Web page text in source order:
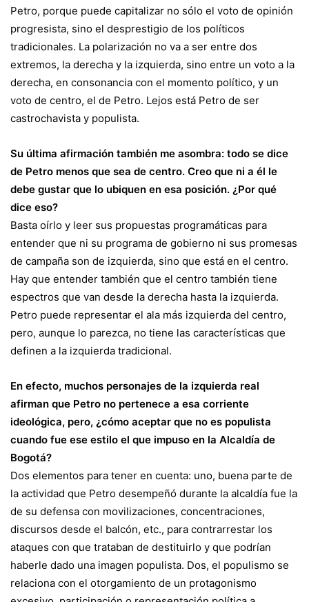
Petro, porque puede capitalizar no sólo el voto de opinión
progresista, sino el desprestigio de los políticos
tradicionales. La polarización no va a ser entre dos
extremos, la derecha y la izquierda, sino entre un voto a la
derecha, en consonancia con el momento político, y un
voto de centro, el de Petro. Lejos está Petro de ser
castrochavista y populista.
Su última afirmación también me asombra: todo se dice
de Petro menos que sea de centro. Creo que ni a él le
debe gustar que lo ubiquen en esa posición. ¿Por qué
dice eso?
Basta oírlo y leer sus propuestas programáticas para
entender que ni su programa de gobierno ni sus promesas
de campaña son de izquierda, sino que está en el centro.
Hay que entender también que el centro también tiene
espectros que van desde la derecha hasta la izquierda.
Petro puede representar el ala más izquierda del centro,
pero, aunque lo parezca, no tiene las características que
definen a la izquierda tradicional.
En efecto, muchos personajes de la izquierda real
afirman que Petro no pertenece a esa corriente
ideológica, pero, ¿cómo aceptar que no es populista
cuando fue ese estilo el que impuso en la Alcaldía de
Bogotá?
Dos elementos para tener en cuenta: uno, buena parte de
la actividad que Petro desempeñó durante la alcaldía fue la
de su defensa con movilizaciones, concentraciones,
discursos desde el balcón, etc., para contrarrestar los
ataques con que trataban de destituirlo y que podrían
haberle dado una imagen populista. Dos, el populismo se
relaciona con el otorgamiento de un protagonismo